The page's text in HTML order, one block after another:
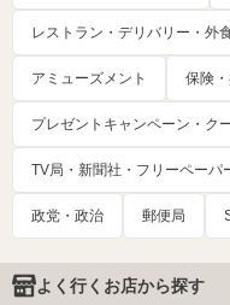
レストラン・デリバリー・外
アミューズメント 保険
プレゼントキャンペーン・ク
TV局・新聞社・フリーペーパ
政党・政治 郵便局
よく行くお店から探す